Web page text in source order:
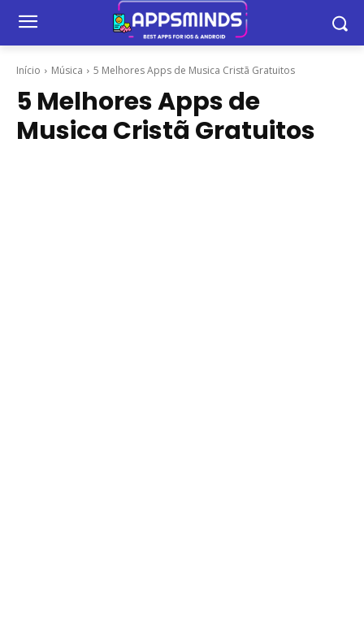
Início Música 5 Melhores Apps de Musica Cristã Gratuitos
5 Melhores Apps de
Musica Cristã Gratuitos